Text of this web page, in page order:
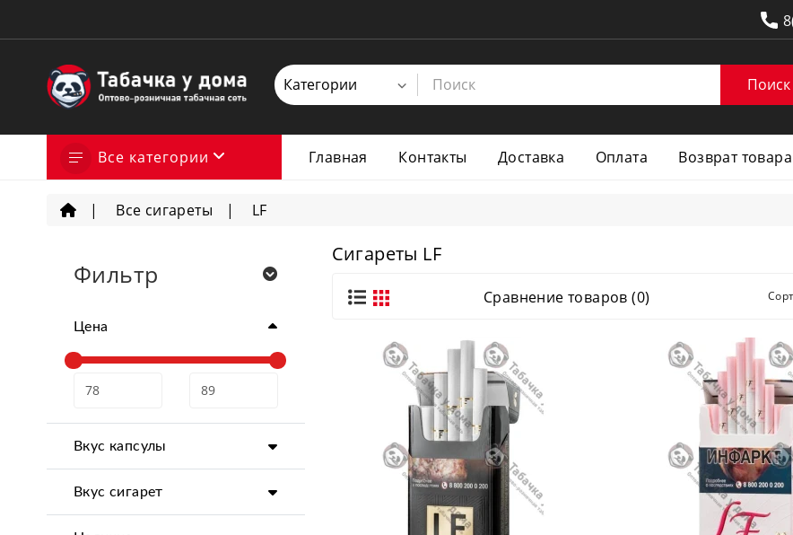
Поиск
Все категории Главная Контакты Доставка Оплата Возврат товара
Все сигареты LF
Фильтр
Цена
Вкус капсулы
Вкус сигарет
Сигареты LF
Сравнение товаров (0)